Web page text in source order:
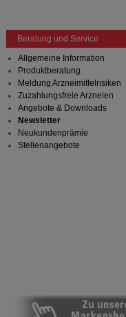
Beratung und Service
Allgemeine Information
Produktberatung
Meldung Arzneimittelrisiken
Zuzahlungsfreie Arzneien
Angebote & Downloads
Newsletter
Neukundenprämie
Stellenangebote